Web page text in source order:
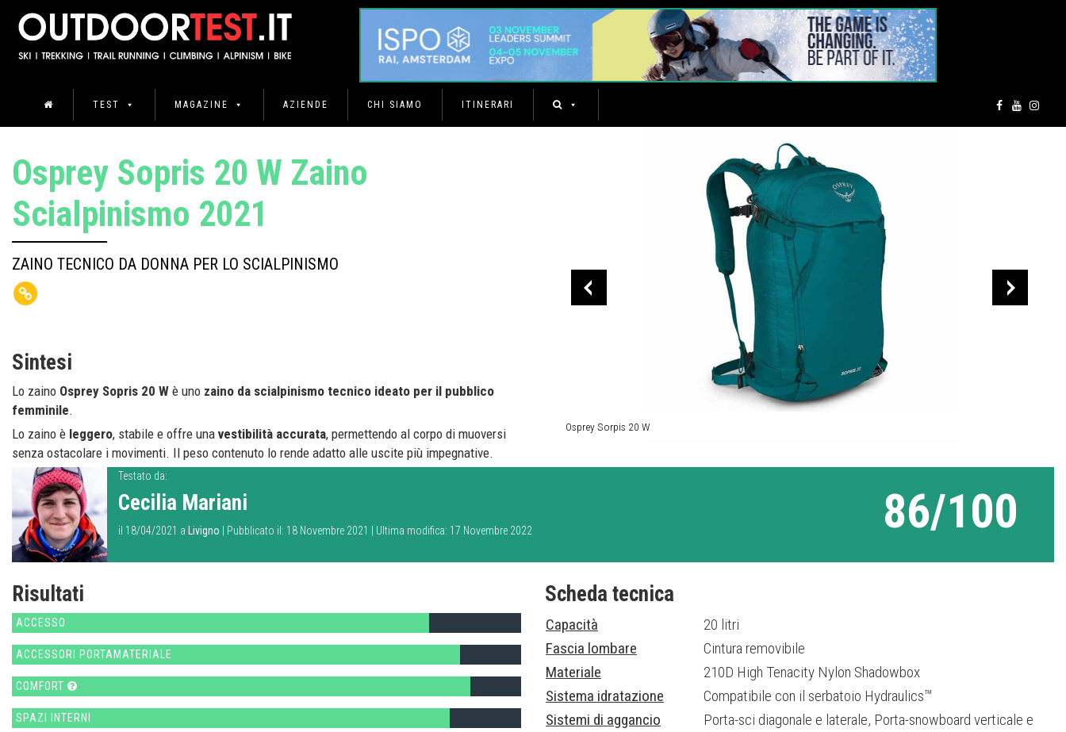
TEST MAGAZINE AZIENDE CHI SIAMO ITINERARI
Osprey Sorpis 20 W
Osprey Sopris 20 W Zaino
Scialpinismo 2021
ZAINO TECNICO DA DONNA PER LO SCIALPINISMO
Sintesi
Lo zaino Osprey Sopris 20 W è uno zaino da scialpinismo tecnico ideato per il pubblico
femminile.
Lo zaino è leggero, stabile e offre una vestibilità accurata, permettendo al corpo di muoversi
senza ostacolare i movimenti. Il peso contenuto lo rende adatto alle uscite più impegnative.
Testato da:
Cecilia Mariani
il 18/04/2021 a Livigno | Pubblicato il: 18 Novembre 2021 | Ultima modifica: 17 Novembre 2022 86/100
Risultati
ACCESSO
ACCESSORI PORTAMATERIALE
COMFORT
SPAZI INTERNI
Scheda tecnica
Capacità
20 litri
Fascia lombare
Cintura removibile
Materiale
210D High Tenacity Nylon Shadowbox
Sistema idratazione
Compatibile con il serbatoio Hydraulics™
Sistemi di aggancio
Porta-sci diagonale e laterale, Porta-snowboard verticale e